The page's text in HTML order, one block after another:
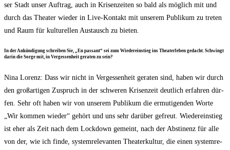
ser Stadt unser Auf­trag, auch in Kri­sen­zei­ten so bald als mög­lich mit und
durch das Thea­ter wie­der in Live-Kon­takt mit unse­rem Publi­kum zu tre­ten
und Raum für kul­tu­rel­len Aus­tausch zu bieten.
In der Ankün­di­gung schrei­ben Sie, „En pas­sant“ sei zum Wie­der­ein­stieg ins Thea­ter­le­ben gedacht. Schwingt
dar­in die Sor­ge mit, in Ver­ges­sen­heit gera­ten zu sein?
Nina Lorenz: Dass wir nicht in Ver­ges­sen­heit gera­ten sind, haben wir durch
den groß­ar­ti­gen Zuspruch in der schwe­ren Kri­sen­zeit deut­lich erfah­ren dür­
fen. Sehr oft haben wir von unse­rem Publi­kum die ermu­ti­gen­den Wor­te
„Wir kom­men wie­der“ gehört und uns sehr dar­über gefreut. Wie­der­ein­stieg
ist eher als Zeit nach dem Lock­down gemeint, nach der Abs­ti­nenz für alle
von der, wie ich fin­de, sys­tem­re­le­van­ten Thea­ter­kul­tur, die einen sys­tem­re­